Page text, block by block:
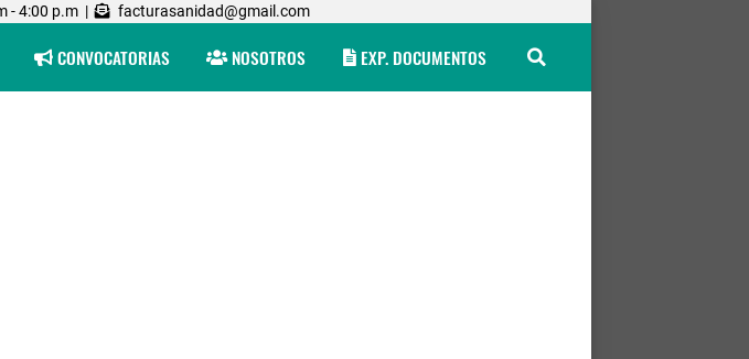
- 4:00 p.m | facturasanidad@gmail.com
CONVOCATORIAS NOSOTROS EXP. DOCUMENTOS